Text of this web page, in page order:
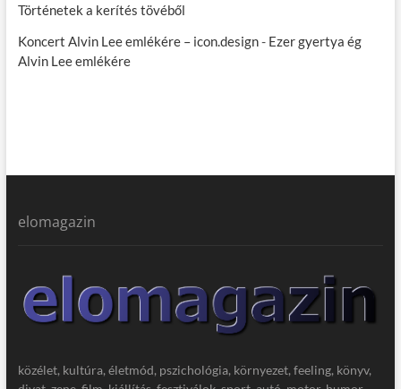
Történetek a kerítés tövéből
Koncert Alvin Lee emlékére – icon.design- Ezer gyertya ég
Alvin Lee emlékére
elomagazin
közélet, kultúra, életmód, pszichológia, környezet, feeling, könyv,